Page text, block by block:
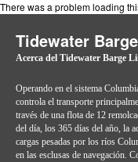
There was a problem loading
Tidewater
Acerca del Tidewater Barge
Operando en el sistema
controla el transporte
través de una flota de 12
del día, los 365 días del año, la
cargas pesadas por los ríos
en las esclusas de navegación.